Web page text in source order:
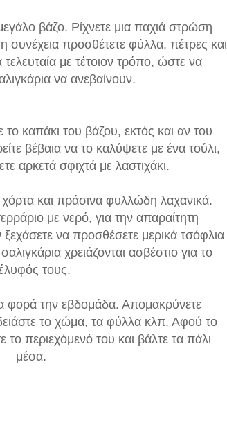
βάζο. Ρίχνετε μια παχιά στρώση
συνέχεια προσθέτετε φύλλα, πέτρες και
με τέτοιον τρόπο, ώστε να
να ανεβαίνουν.
το καπάκι του βάζου, εκτός και αν του
βέβαια να το καλύψετε με ένα τούλι,
αρκετά σφιχτά με λαστιχάκι.
χόρτα και πράσινα φυλλώδη λαχανικά.
με νερό, για την απαραίτητη
να προσθέσετε μερικά τσόφλια
χρειάζονται ασβέστιο για το
τους.
φορά την εβδομάδα. Απομακρύνετε
το χώμα, τα φύλλα κλπ. Αφού το
περιεχόμενό του και βάλτε τα πάλι
μέσα.